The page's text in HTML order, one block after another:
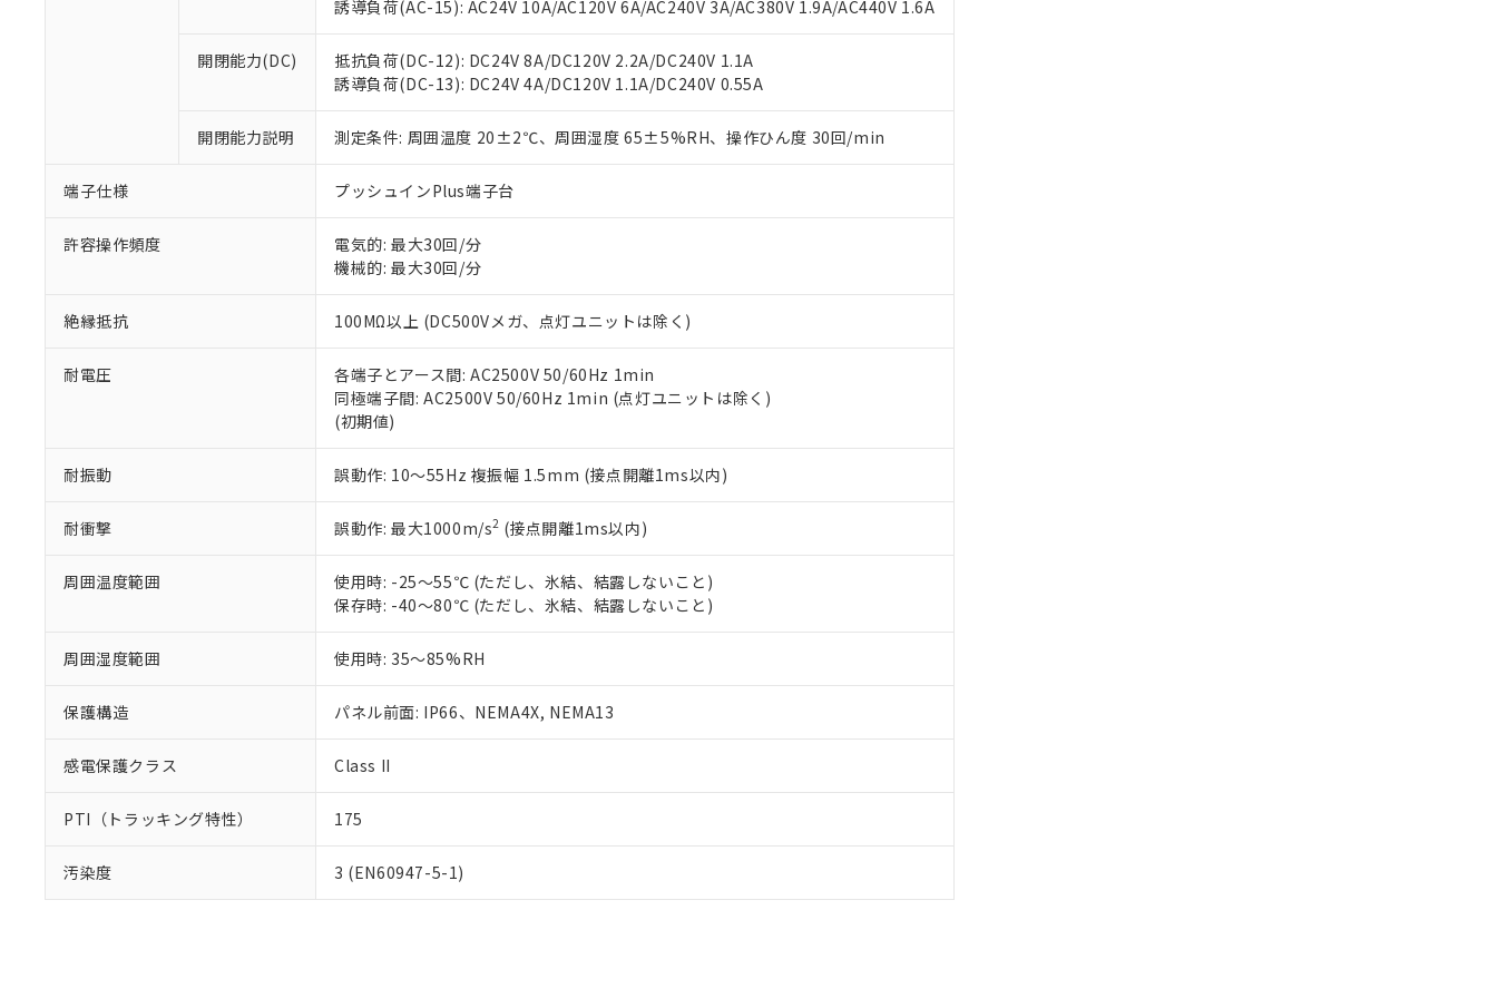
誘導負荷(AC-15): AC24V 10A/AC120V 6A/AC240V 3A/AC380V 1.9A/AC440V 1.6A
開閉能力(DC)
抵抗負荷(DC-12): DC24V 8A/DC120V 2.2A/DC240V 1.1A
誘導負荷(DC-13): DC24V 4A/DC120V 1.1A/DC240V 0.55A
開閉能力説明 測定条件: 周囲温度 20±2℃、周囲湿度 65±5%RH、操作ひん度 30回/min
端子仕様 プッシュインPlus端子台
許容操作頻度
電気的: 最大30回/分
機械的: 最大30回/分
絶縁抵抗 100MΩ以上 (DC500Vメガ、点灯ユニットは除く)
耐電圧
各端子とアース間: AC2500V 50/60Hz 1min
同極端子間: AC2500V 50/60Hz 1min (点灯ユニットは除く)
(初期値)
耐振動 誤動作: 10～55Hz 複振幅 1.5mm (接点開離1ms以内)
耐衝撃 誤動作: 最大1000m/s2 (接点開離1ms以内)
周囲温度範囲
使用時: -25～55℃ (ただし、氷結、結露しないこと)
保存時: -40～80℃ (ただし、氷結、結露しないこと)
周囲湿度範囲 使用時: 35～85%RH
保護構造 パネル前面: IP66、NEMA4X, NEMA13
感電保護クラス Class II
PTI（トラッキング特性） 175
汚染度 3 (EN60947-5-1)
が、当社の製品・サービスに関するお客様との取引・商談に必要な範囲で利用することをご了承くだ
※当社の共同利用者とは、"個人情報の共同利用に関して"
いる法人を指します。
EU RoHS指令（10物質）の非含有証明書
51物質の非含有証明書（当社基準）
※本証明書は発行日時点で非含有を証明するもので、過去に遡って非含有を証明するものではありません。
また、RoHS指令のフタル酸エステル類４物質の対応では、対応完了までの期間は出荷製品に未対応品が
混在することから備考欄に対応日を記載しておりました。
り割愛しております。
白